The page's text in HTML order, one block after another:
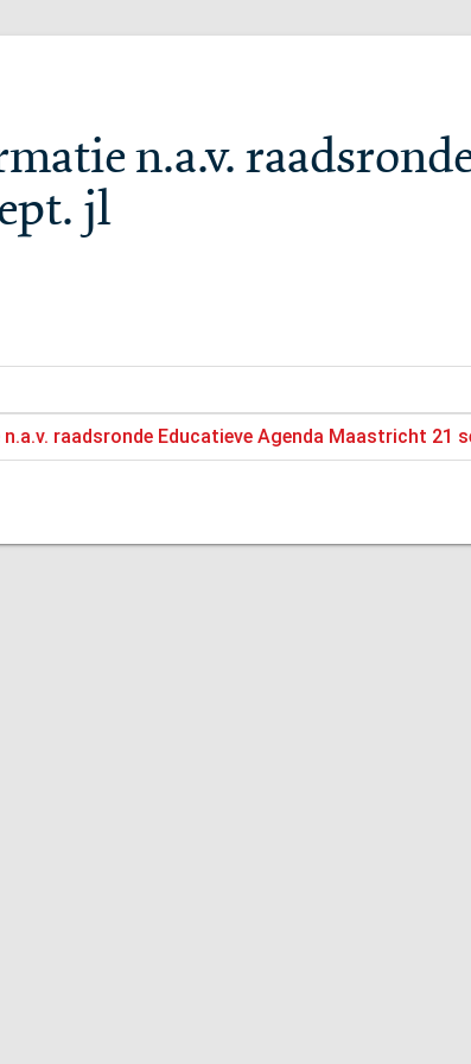
n.a.v.
jl
raadsronde Educatieve Agenda Maastricht 21